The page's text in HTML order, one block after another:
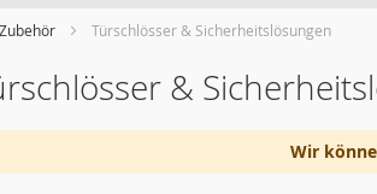
Türschlösser & Sicherheitslösungen
&
Wir